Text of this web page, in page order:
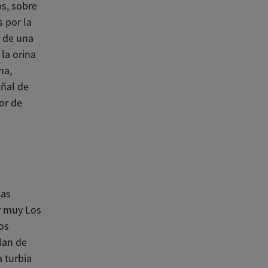
sobre
por la
una
orina
de
de
Los
de
turbia